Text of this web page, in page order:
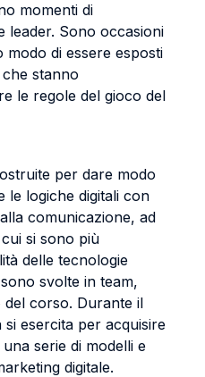
momenti di
leader. Sono occasioni
di essere esposti
stanno
le regole del gioco del
per dare modo
le logiche digitali con
comunicazione, ad
si sono più
delle tecnologie
svolte in team,
corso. Durante il
esercita per acquisire
serie di modelli e
digitale.